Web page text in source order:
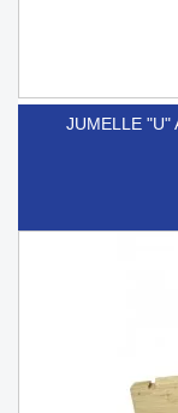
JUMELLE "U"